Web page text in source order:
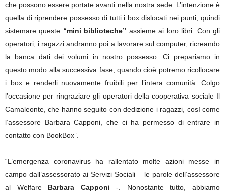
che possono essere portate avanti nella nostra sede. L’intenzione è
quella di riprendere possesso di tutti i box dislocati nei punti, quindi
sistemare queste “mini biblioteche” assieme ai loro libri. Con gli
operatori, i ragazzi andranno poi a lavorare sul computer, ricreando
la banca dati dei volumi in nostro possesso. Ci prepariamo in
questo modo alla successiva fase, quando cioè potremo ricollocare
i box e renderli nuovamente fruibili per l’intera comunità. Colgo
l’occasione per ringraziare gli operatori della cooperativa sociale Il
Camaleonte, che hanno seguito con dedizione i ragazzi, così come
l’assessore Barbara Capponi, che ci ha permesso di entrare in
contatto con BookBox”.
“L’emergenza coronavirus ha rallentato molte azioni messe in
campo dall’assessorato ai Servizi Sociali – le parole dell’assessore
al Welfare Barbara Capponi -. Nonostante tutto, abbiamo